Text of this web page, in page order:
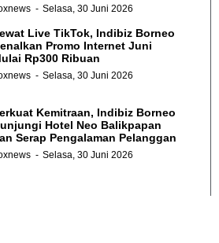
Selasa, 30 Juni 2026
Live TikTok, Indibiz Borneo
Promo Internet Juni
Rp300 Ribuan
Selasa, 30 Juni 2026
Kemitraan, Indibiz Borneo
Hotel Neo Balikpapan
Serap Pengalaman Pelanggan
Selasa, 30 Juni 2026